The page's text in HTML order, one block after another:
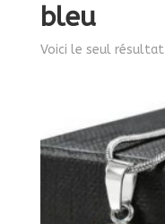
bleu
Voici le seul résultat